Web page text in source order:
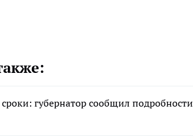
губернатор сообщил подробности